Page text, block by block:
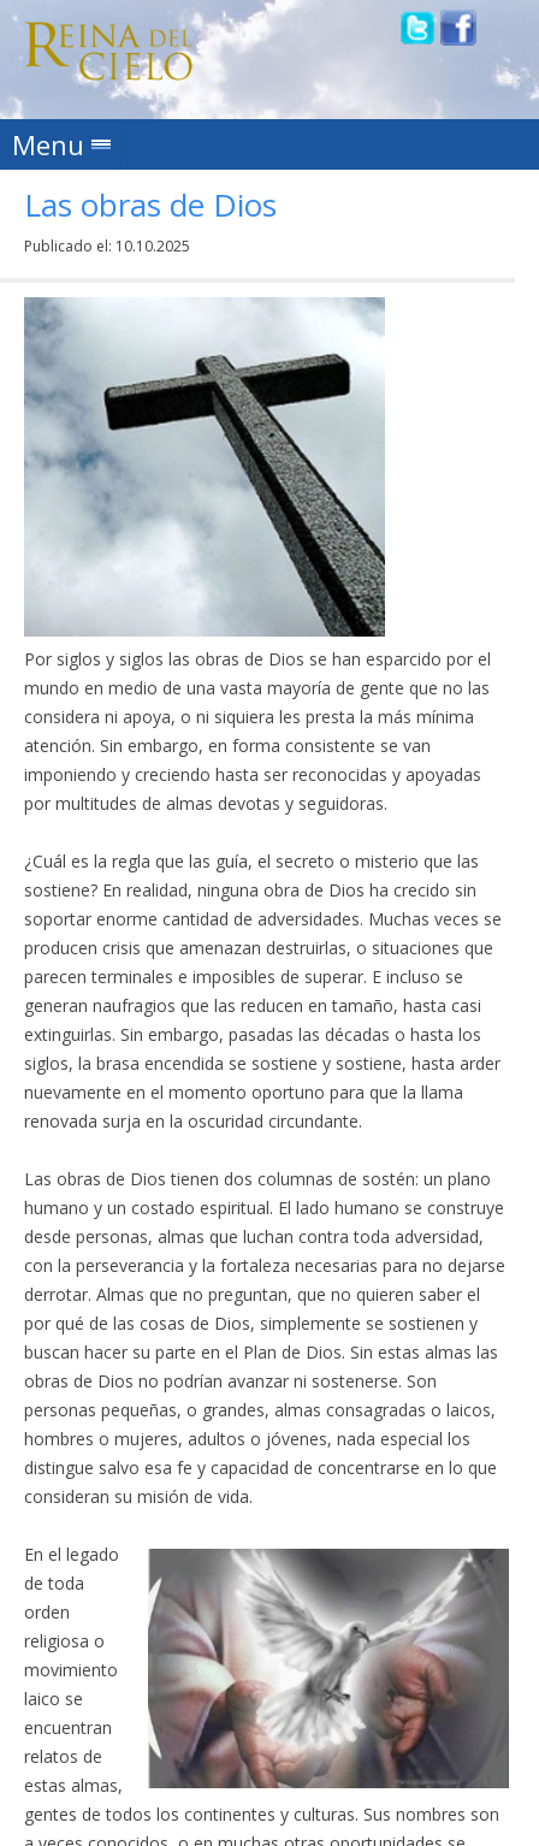
Menu Skip to content
Las obras de Dios
Publicado el: 10.10.2025
Por siglos y siglos las obras de Dios se han esparcido por el
mundo en medio de una vasta mayoría de gente que no las
considera ni apoya, o ni siquiera les presta la más mínima
atención. Sin embargo, en forma consistente se van
imponiendo y creciendo hasta ser reconocidas y apoyadas
por multitudes de almas devotas y seguidoras.
¿Cuál es la regla que las guía, el secreto o misterio que las
sostiene? En realidad, ninguna obra de Dios ha crecido sin
soportar enorme cantidad de adversidades. Muchas veces se
producen crisis que amenazan destruirlas, o situaciones que
parecen terminales e imposibles de superar. E incluso se
generan naufragios que las reducen en tamaño, hasta casi
extinguirlas. Sin embargo, pasadas las décadas o hasta los
siglos, la brasa encendida se sostiene y sostiene, hasta arder
nuevamente en el momento oportuno para que la llama
renovada surja en la oscuridad circundante.
Las obras de Dios tienen dos columnas de sostén: un plano
humano y un costado espiritual. El lado humano se construye
desde personas, almas que luchan contra toda adversidad,
con la perseverancia y la fortaleza necesarias para no dejarse
derrotar. Almas que no preguntan, que no quieren saber el
por qué de las cosas de Dios, simplemente se sostienen y
buscan hacer su parte en el Plan de Dios. Sin estas almas las
obras de Dios no podrían avanzar ni sostenerse. Son
personas pequeñas, o grandes, almas consagradas o laicos,
hombres o mujeres, adultos o jóvenes, nada especial los
distingue salvo esa fe y capacidad de concentrarse en lo que
consideran su misión de vida.
En el legado
de toda
orden
religiosa o
movimiento
laico se
encuentran
relatos de
estas almas,
gentes de todos los continentes y culturas. Sus nombres son